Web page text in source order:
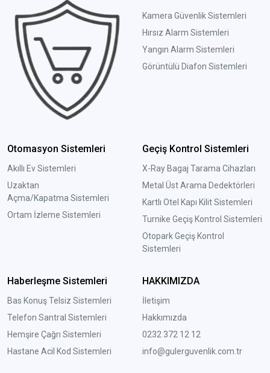
Kamera Güvenlik Sistemleri
Hırsız Alarm Sistemleri
Yangın Alarm Sistemleri
Görüntülü Diafon Sistemleri
Otomasyon Sistemleri
Akıllı Ev Sistemleri
Uzaktan
Açma/Kapatma Sistemleri
Ortam İzleme Sistemleri
Geçiş Kontrol Sistemleri
X-Ray Bagaj Tarama Cihazları
Metal Üst Arama Dedektörleri
Kartlı Otel Kapı Kilit Sistemleri
Turnike Geçiş Kontrol Sistemleri
Otopark Geçiş Kontrol
Sistemleri
Haberleşme Sistemleri
Bas Konuş Telsiz Sistemleri
Telefon Santral Sistemleri
Hemşire Çağrı Sistemleri
Hastane Acil Kod Sistemleri
HAKKIMIZDA
İletişim
Hakkımızda
0232 372 12 12
info@gulerguvenlik.com.tr